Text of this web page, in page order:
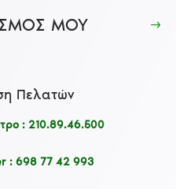
ΜΟΥ
Πελατών
: 210.89.46.500
: 698 77 42 993